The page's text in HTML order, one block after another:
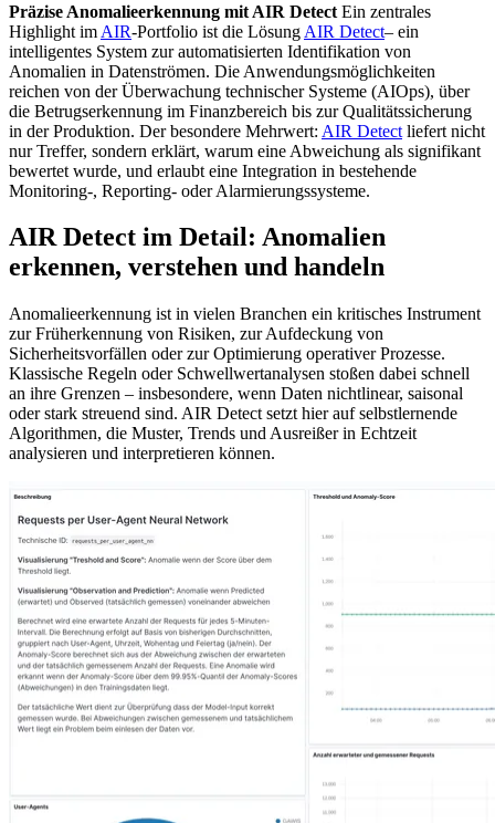
Präzise Anomalieerkennung mit AIR Detect Ein zentrales
Highlight im AIR-Portfolio ist die Lösung AIR Detect– ein
intelligentes System zur automatisierten Identifikation von
Anomalien in Datenströmen. Die Anwendungsmöglichkeiten
reichen von der Überwachung technischer Systeme (AIOps), über
die Betrugserkennung im Finanzbereich bis zur Qualitätssicherung
in der Produktion. Der besondere Mehrwert: AIR Detect liefert nicht
nur Treffer, sondern erklärt, warum eine Abweichung als signifikant
bewertet wurde, und erlaubt eine Integration in bestehende
Monitoring-, Reporting- oder Alarmierungssysteme.
AIR Detect im Detail: Anomalien
erkennen, verstehen und handeln
Anomalieerkennung ist in vielen Branchen ein kritisches Instrument
zur Früherkennung von Risiken, zur Aufdeckung von
Sicherheitsvorfällen oder zur Optimierung operativer Prozesse.
Klassische Regeln oder Schwellwertanalysen stoßen dabei schnell
an ihre Grenzen – insbesondere, wenn Daten nichtlinear, saisonal
oder stark streuend sind. AIR Detect setzt hier auf selbstlernende
Algorithmen, die Muster, Trends und Ausreißer in Echtzeit
analysieren und interpretieren können.